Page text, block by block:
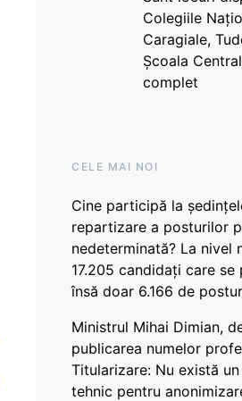
Colegiile
Caragiale,
Școala
complet
CELE MAI NOI
Cine participă la
repartizare a posturilor
nedeterminată? La nivel
17.205 candidați care
însă doar 6.166 de
Ministrul Mihai Dimian,
publicarea numelor
Titularizare: Nu există
tehnic pentru